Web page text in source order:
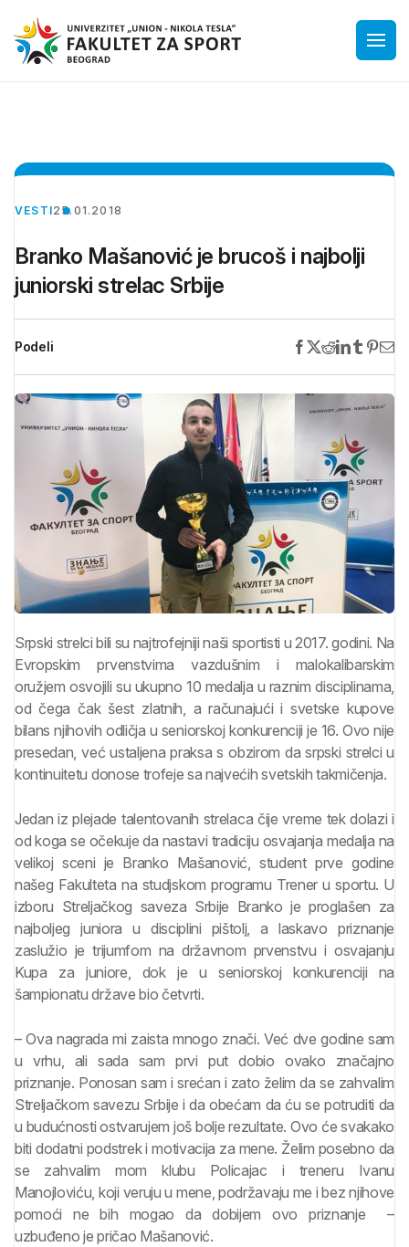
VESTI25.01.2018
Branko Mašanović je brucoš i najbolji
juniorski strelac Srbije
Podeli
Srpski strelci bili su najtrofejniji naši sportisti u 2017. godini. Na
Evropskim prvenstvima vazdušnim i malokalibarskim
oružjem osvojili su ukupno 10 medalja u raznim disciplinama,
od čega čak šest zlatnih, a računajući i svetske kupove
bilans njihovih odličja u seniorskoj konkurenciji je 16. Ovo nije
presedan, već ustaljena praksa s obzirom da srpski strelci u
kontinuitetu donose trofeje sa najvećih svetskih takmičenja.
Jedan iz plejade talentovanih strelaca čije vreme tek dolazi i
od koga se očekuje da nastavi tradiciju osvajanja medalja na
velikoj sceni je Branko Mašanović, student prve godine
našeg Fakulteta na studjskom programu Trener u sportu. U
izboru Streljačkog saveza Srbije Branko je proglašen za
najboljeg juniora u disciplini pištolj, a laskavo priznanje
zaslužio je trijumfom na državnom prvenstvu i osvajanju
Kupa za juniore, dok je u seniorskoj konkurenciji na
šampionatu države bio četvrti.
– Ova nagrada mi zaista mnogo znači. Već dve godine sam
u vrhu, ali sada sam prvi put dobio ovako značajno
priznanje. Ponosan sam i srećan i zato želim da se zahvalim
Streljačkom savezu Srbije i da obećam da ću se potruditi da
u budućnosti ostvarujem još bolje rezultate. Ovo će svakako
biti dodatni podstrek i motivacija za mene. Želim posebno da
se zahvalim mom klubu Policajac i treneru Ivanu
Manojloviću, koji veruju u mene, podržavaju me i bez njihove
pomoći ne bih mogao da dobijem ovo priznanje –
uzbuđeno je pričao Mašanović.